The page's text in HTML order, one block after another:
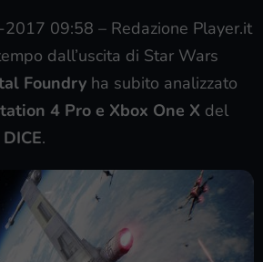
09:58 – Redazione Player.it
dall’uscita di Star Wars
Foundry ha subito analizzato
4 Pro e Xbox One X del
DICE.